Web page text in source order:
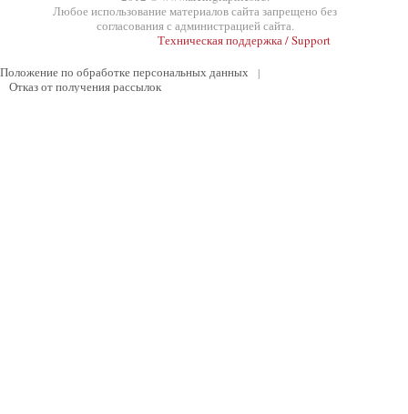
Любое использование материалов сайта запрещено без
согласования с администрацией сайта.
Техническая поддержка / Support
Положение по обработке персональных данных
|
Отказ от получения рассылок